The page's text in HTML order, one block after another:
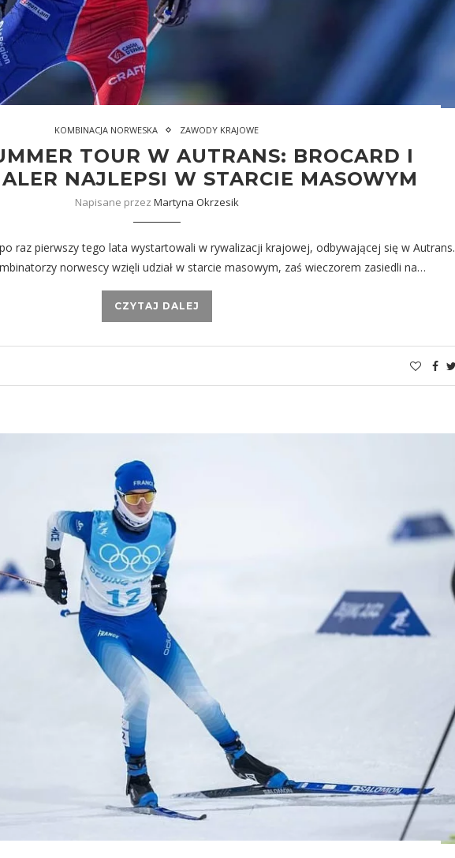
KOMBINACJA NORWESKA ZAWODY KRAJOWE
TOUR W AUTRANS: BROCARD I
NAJLEPSI W STARCIE MASOWYM
Napisane przez Martyna Okrzesik
raz pierwszy tego lata wystartowali w rywalizacji krajowej, odbywającej się w Autrans.
norwescy wzięli udział w starcie masowym, zaś wieczorem zasiedli na…
CZYTAJ DALEJ